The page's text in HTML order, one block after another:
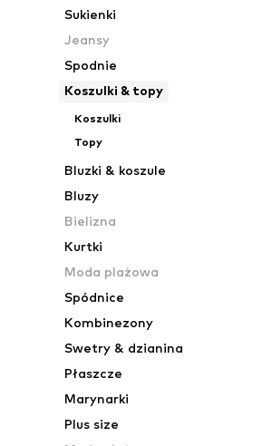
Sukienki
Jeansy
Spodnie
Koszulki & topy
Koszulki
Topy
Bluzki & koszule
Bluzy
Bielizna
Kurtki
Moda plażowa
Spódnice
Kombinezony
Swetry & dzianina
Płaszcze
Marynarki
Plus size